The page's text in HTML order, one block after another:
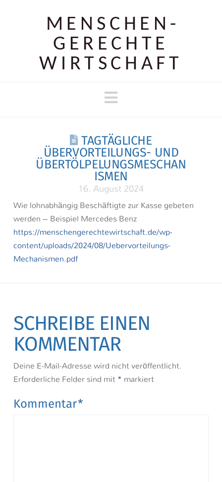
MENSCHEN­
GERECHTE
WIRTSCHAFT
Navigation
TAGTÄGLICHE
ÜBERVORTEILUNGS- UND
ÜBERTÖLPELUNGSMESCHAN
ISMEN
16. August 2024
Wie lohnabhängig Beschäftigte zur Kasse gebeten
werden – Beispiel Mercedes Benz
https://menschengerechtewirtschaft.de/wp-
content/uploads/2024/08/Uebervorteilungs-
Mechanismen.pdf
SCHREIBE EINEN
KOMMENTAR
Deine E-Mail-Adresse wird nicht veröffentlicht.
Erforderliche Felder sind mit*markiert
Kommentar*